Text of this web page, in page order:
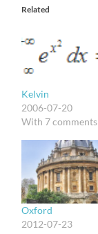
Related
Kelvin
2006-07-20
With 7 comments
Oxford
2012-07-23